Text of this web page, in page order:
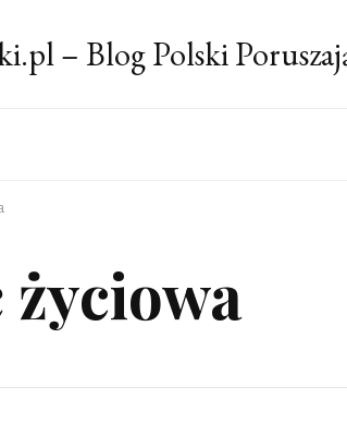
– Blog Polski